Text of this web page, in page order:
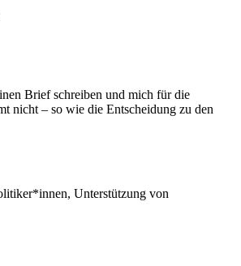
Brief schreiben und mich für die
nicht – so wie die Entscheidung zu den
Unterstützung von